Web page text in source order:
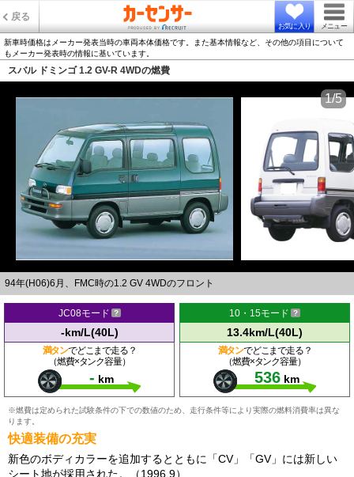
戻る
お気に入り メニュー
新車時価格はメーカー発表当時の車両本体価格です。また基本情報など、その他の項目について
もメーカー発表時の情報に基いています。
スバル ドミンゴ 1.2 GV-R 4WDの燃費
94年(H06)6月、FMC時の1.2 GV 4WDのフロント
1/5
JC08モード
-km/L(40L)
満タンでどこまで走る？
（燃費×タンク容量）
- km
10・15モード
13.4km/L(40L)
満タンでどこまで走る？
（燃費×タンク容量）
536 km
※燃費は定められた試験条件の下での数値のため、走行条件等により実際の燃料消費率は異な
ります。
快適装備の充実
新色のボディカラーを追加するとともに「CV」「GV」には新しい
シート地が採用された。（1996.9）